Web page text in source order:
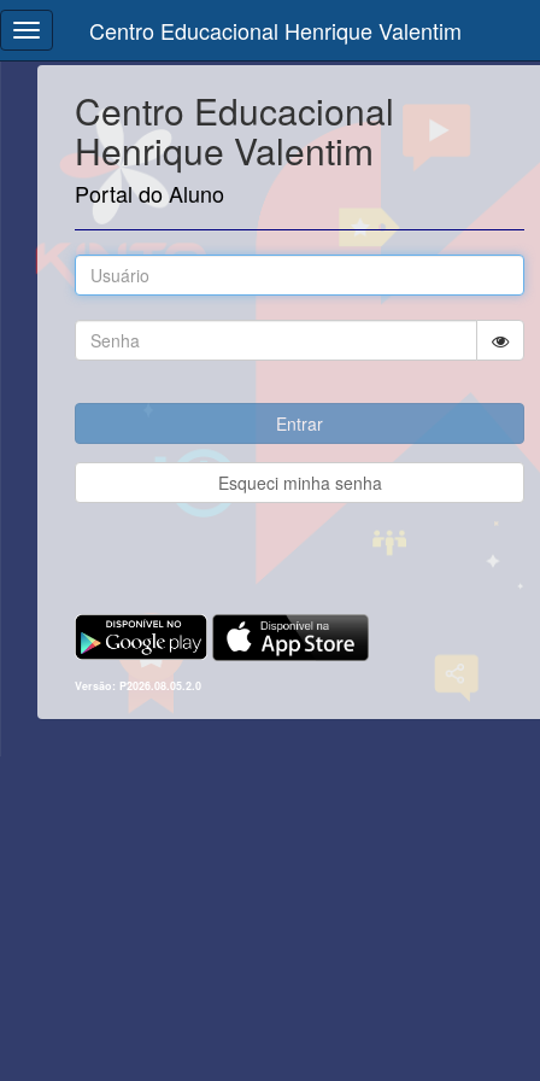
Centro Educacional Henrique Valentim
Centro Educacional
Henrique Valentim
Portal do Aluno
Esqueci minha senha
Versão: P2026.08.05.2.0